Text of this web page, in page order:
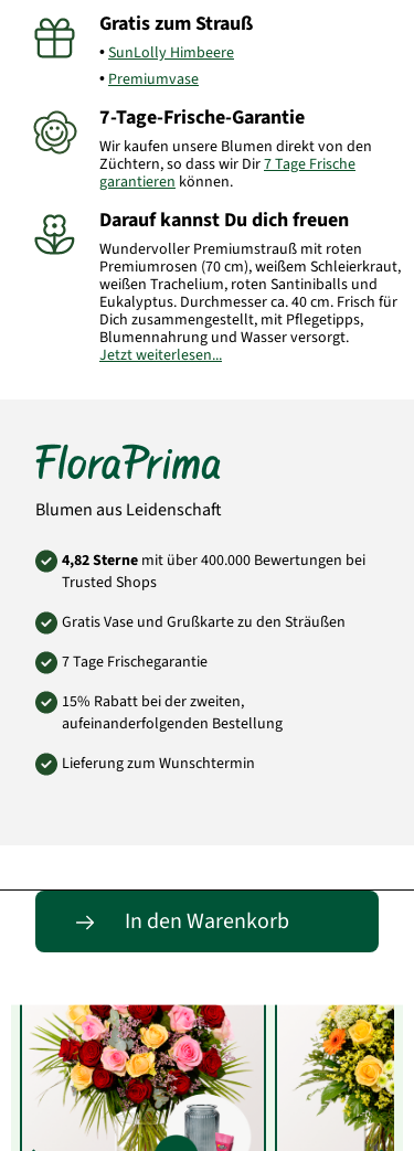
Gratis zum Strauß
SunLolly Himbeere
Premiumvase
7-Tage-Frische-Garantie
Wir kaufen unsere Blumen direkt von den
Züchtern, so dass wir Dir7 Tage Frische
garantieren können.
Darauf kannst Du dich freuen
Wundervoller Premiumstrauß mit roten
Premiumrosen (70 cm), weißem Schleierkraut,
weißen Trachelium, roten Santiniballs und
Eukalyptus. Durchmesser ca. 40 cm. Frisch für
Dich zusammengestellt, mit Pflegetipps,
Blumennahrung und Wasser versorgt.
info@floraprima.de
Art.-Nr.: 9634
Jetzt weiterlesen...
Blumen aus Leidenschaft
4,82 Sterne mit über 400.000 Bewertungen bei
Trusted Shops
Gratis Vase und Grußkarte zu den Sträußen
7 Tage Frischegarantie
15% Rabatt bei der zweiten,
aufeinanderfolgenden Bestellung
Lieferung zum Wunschtermin
In den Warenkorb
Entdecke passende Alternativen